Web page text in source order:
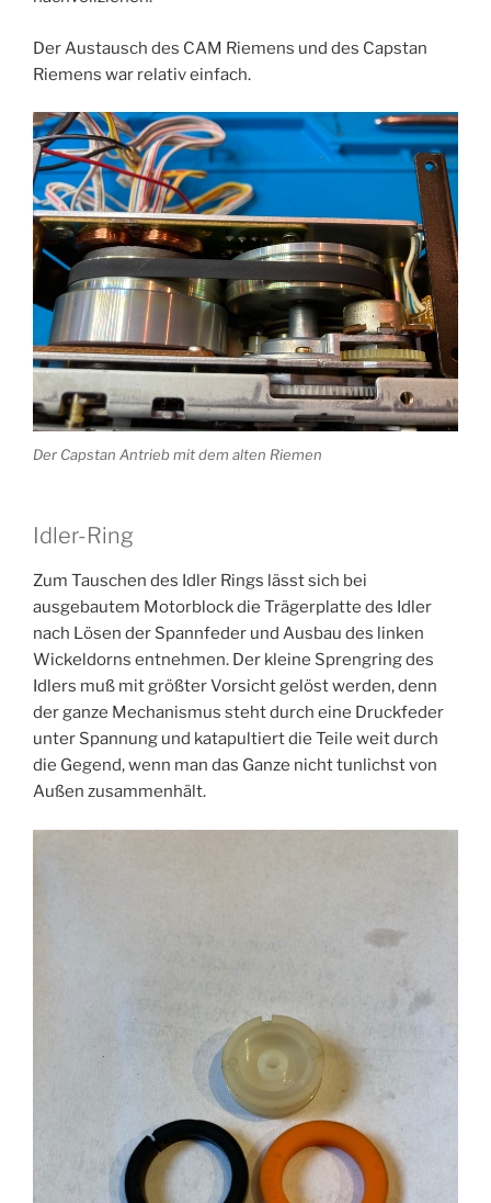
Der Austausch des CAM Riemens und des Capstan
Riemens war relativ einfach.
Der Capstan Antrieb mit dem alten Riemen
Idler-Ring
Zum Tauschen des Idler Rings lässt sich bei
ausgebautem Motorblock die Trägerplatte des Idler
nach Lösen der Spannfeder und Ausbau des linken
Wickeldorns entnehmen. Der kleine Sprengring des
Idlers muß mit größter Vorsicht gelöst werden, denn
der ganze Mechanismus steht durch eine Druckfeder
unter Spannung und katapultiert die Teile weit durch
die Gegend, wenn man das Ganze nicht tunlichst von
Außen zusammenhält.